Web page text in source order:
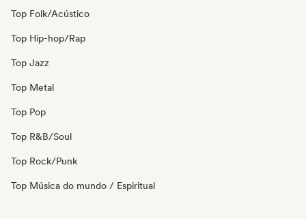
Top Folk/Acústico
Top Hip-hop/Rap
Top Jazz
Top Metal
Top Pop
Top R&B/Soul
Top Rock/Punk
Top Música do mundo / Espiritual